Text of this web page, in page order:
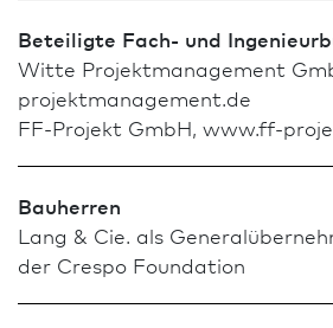
Beteiligte Fach- und
Witte Projektmanagement
projektmanagement.de
FF-Projekt GmbH, www.ff-
Bauherren
Lang & Cie. als
der Crespo Foundation